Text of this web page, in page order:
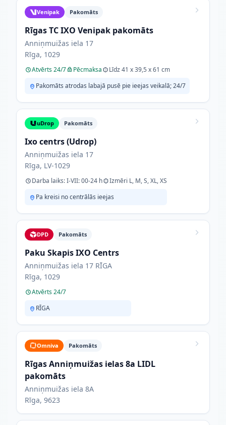
Venipak Pakomāts
Rīgas TC IXO Venipak pakomāts
Anniņmuižas iela 17
Rīga, 1029
Atvērts 24/7 Pēcmaksa
Līdz 41 x 39,5 x 61 cm
Pakomāts atrodas labajā pusē pie ieejas veikalā; 24/7
uDrop Pakomāts
Ixo centrs (Udrop)
Anniņmuižas iela 17
Rīga, LV-1029
Darba laiks: I-VII: 00-24 h
Izmēri L, M, S, XL, XS
Pa kreisi no centrālās ieejas
DPD Pakomāts
Paku Skapis IXO Centrs
Anniņmuižas iela 17 RĪGA
Rīga, 1029
Atvērts 24/7
RĪGA
Omniva Pakomāts
Rīgas Anniņmuižas ielas 8a LIDL
pakomāts
Anniņmuižas iela 8A
Rīga, 9623